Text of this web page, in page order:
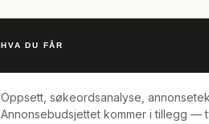
HVA DU FÅR
Oppsett, søkeordsanalyse,
Annonsebudsjettet kommer i tillegg —